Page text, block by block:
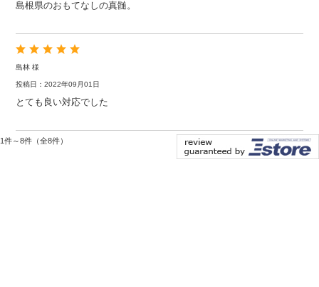
島根県のおもてなしの真髄。
島林 様
投稿日：2022年09月01日
とても良い対応でした
1件～8件（全8件）